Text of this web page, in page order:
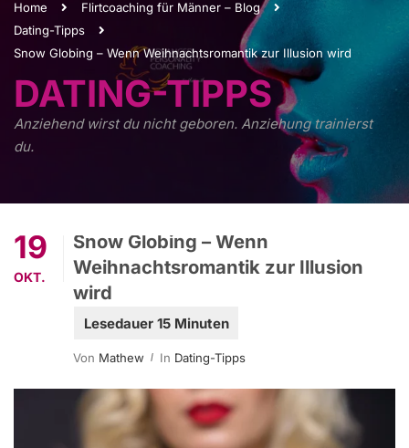
Home
Flirtcoaching für Männer – Blog
Dating-Tipps
Snow Globing – Wenn Weihnachtsromantik zur Illusion wird
DATING-TIPPS
Anziehend wirst du nicht geboren. Anziehung trainierst
du.
19
OKT.
Snow Globing – Wenn
Weihnachtsromantik zur Illusion
wird
Von Mathew In Dating-Tipps